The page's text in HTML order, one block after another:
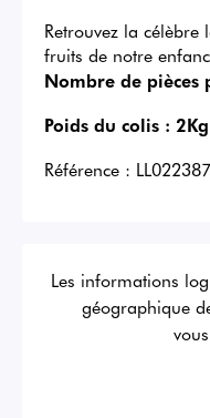
Retrouvez la
fruits de notre
Nombre de pièces
Poids du colis : 2Kg
Référence :
Les informations
géographique